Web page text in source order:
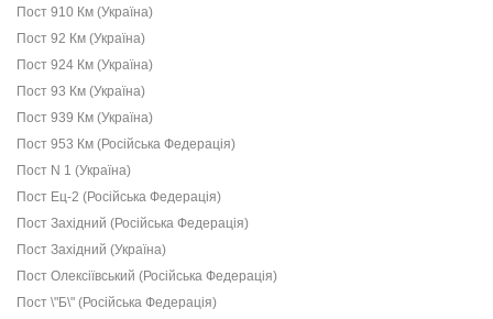
Пост 910 Км (Україна)
Пост 92 Км (Україна)
Пост 924 Км (Україна)
Пост 93 Км (Україна)
Пост 939 Км (Україна)
Пост 953 Км (Російська Федерація)
Пост N 1 (Україна)
Пост Ец-2 (Російська Федерація)
Пост Західний (Російська Федерація)
Пост Західний (Україна)
Пост Олексіївський (Російська Федерація)
Пост \"Б\" (Російська Федерація)